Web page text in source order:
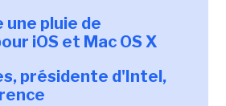
une pluie de
iOS et Mac OS X
présidente d'Intel,